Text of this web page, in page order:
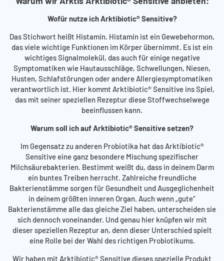
Wofür nutze ich Arktibiotic® Sensitive?
Das Stichwort heißt Histamin. Histamin ist ein Gewebehormon,
das viele wichtige Funktionen im Körper übernimmt. Es ist ein
wichtiges Signalmolekül, das auch für einige negative
Symptomatiken wie Hautausschläge, Schwellungen, Niesen,
Husten, Schlafstörungen oder andere Allergiesymptomatiken
verantwortlich ist. Hier kommt Arktibiotic® Sensitive ins Spiel,
das mit seiner speziellen Rezeptur diese Stoffwechselwege
beeinflussen kann.
Warum soll ich auf Arktibiotic® Sensitive setzen?
Im Gegensatz zu anderen Probiotika hat das Arktibiotic®
Sensitive eine ganz besondere Mischung spezifischer
Milchsäurebakterien. Bestimmt weißt du, dass in deinem Darm
ein buntes Treiben herrscht. Zahlreiche freundliche
Bakterienstämme sorgen für Gesundheit und Ausgeglichenheit
in deinem größten inneren Organ. Auch wenn „gute“
Bakterienstämme alle das gleiche Ziel haben, unterscheiden sie
sich dennoch voneinander. Und genau hier knüpfen wir mit
dieser speziellen Rezeptur an, denn dieser Unterschied spielt
eine Rolle bei der Wahl des richtigen Probiotikums.
Wir haben mit Arktibiotic® Sensitive dieses spezielle Produkt